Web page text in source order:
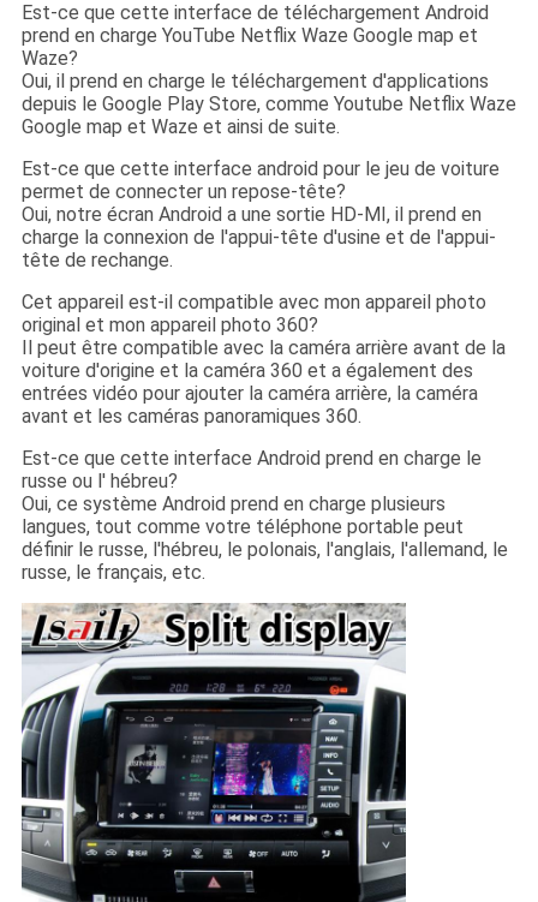
Est-ce que cette interface de téléchargement Android
prend en charge YouTube Netflix Waze Google map et
Waze?
Oui, il prend en charge le téléchargement d'applications
depuis le Google Play Store, comme Youtube Netflix Waze
Google map et Waze et ainsi de suite.
Est-ce que cette interface android pour le jeu de voiture
permet de connecter un repose-tête?
Oui, notre écran Android a une sortie HD-MI, il prend en
charge la connexion de l'appui-tête d'usine et de l'appui-
tête de rechange.
Cet appareil est-il compatible avec mon appareil photo
original et mon appareil photo 360?
Il peut être compatible avec la caméra arrière avant de la
voiture d'origine et la caméra 360 et a également des
entrées vidéo pour ajouter la caméra arrière, la caméra
avant et les caméras panoramiques 360.
Est-ce que cette interface Android prend en charge le
russe ou l' hébreu?
Oui, ce système Android prend en charge plusieurs
langues, tout comme votre téléphone portable peut
définir le russe, l'hébreu, le polonais, l'anglais, l'allemand, le
russe, le français, etc.